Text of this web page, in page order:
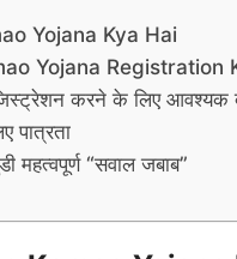
Yojana Kya Hai
Yojana Registration
करने के लिए आवश्यक
पात्रता
“सवाल जबाब”